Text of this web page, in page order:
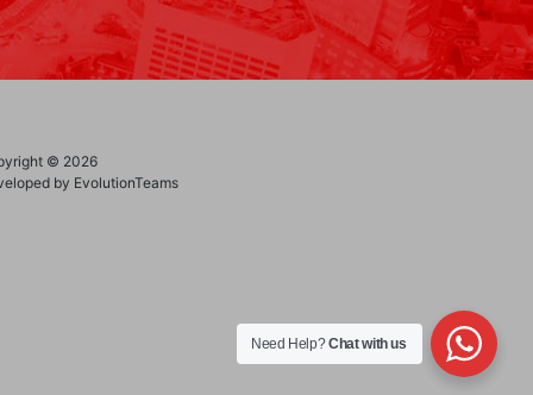
© 2026
by EvolutionTeams
Need Help?Chat with us